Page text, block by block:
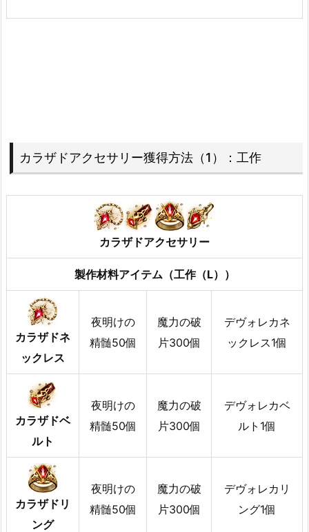
カラザドアクセサリー獲得方法（1）：工作
カラザドアクセサリー
製作材料アイテム（工作（L））
カラザドネ
ックレス
夜明けの
精髄50個
魔力の破
片300個
デヴォレカネ
ックレス1個
カラザドベ
ルト
夜明けの
精髄50個
魔力の破
片300個
デヴォレカベ
ルト1個
カラザドリ
ング
夜明けの
精髄50個
魔力の破
片300個
デヴォレカリ
ング1個